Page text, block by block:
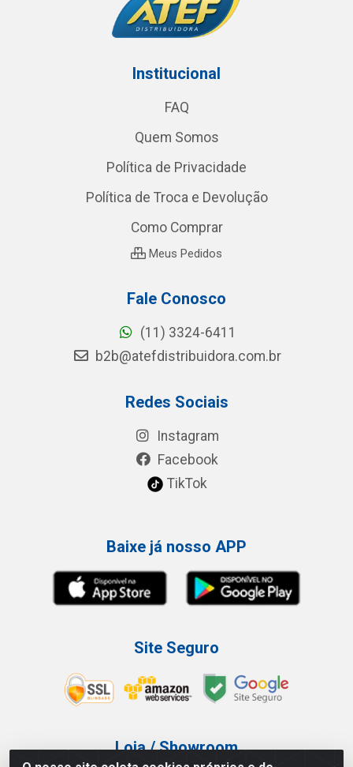
Institucional
FAQ
Quem Somos
Política de Privacidade
Política de Troca e Devolução
Como Comprar
Meus Pedidos
Fale Conosco
(11) 3324-6411
b2b@atefdistribuidora.com.br
Redes Sociais
Instagram
Facebook
TikTok
Baixe já nosso APP
Site Seguro
Loja / Showroom